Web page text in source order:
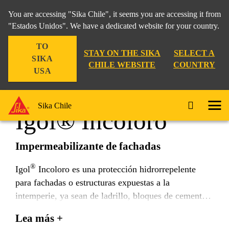
You are accessing "Sika Chile", it seems you are accessing it from
"Estados Unidos". We have a dedicated website for your country.
TO
SIKA
USA
STAY ON THE SIKA
CHILE WEBSITE
SELECT A
COUNTRY
Sika Chile
Construcción Igol® Incoloro
Igol® Incoloro
Impermeabilizante de fachadas
Igol® Incoloro es una protección hidrorrepelente
para fachadas o estructuras expuestas a la
intemperie, ya sean de ladrillo, bloques de cemento,
indicado para impermeabilizar construcciones
Lea más +